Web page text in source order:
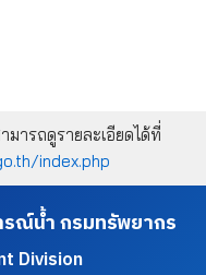
ารถดูรายละเอียดได้ที่
index.php
รณ์น้ำ กรมทรัพยากร
Division